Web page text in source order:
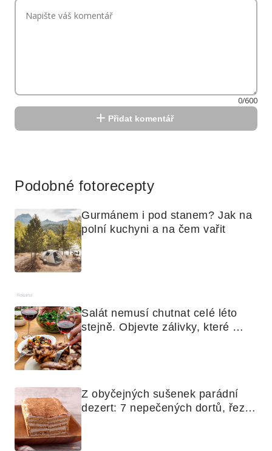
0/600
Přidat komentář
Podobné fotorecepty
Gurmánem i pod stanem? Jak na
polní kuchyni a na čem vařit
Reklama
Salát nemusí chutnat celé léto
stejně. Objevte zálivky, které
Z obyčejných sušenek parádní
dezert: 7 nepečených dortů, řezů